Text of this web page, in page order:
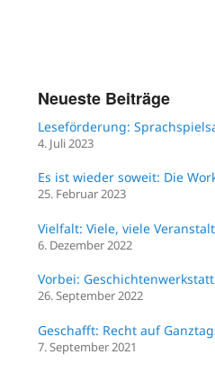
Neueste Beiträge
Leseförderung:
4. Juli 2023
Es ist wieder soweit: Die
25. Februar 2023
Vielfalt: Viele, viele
6. Dezember 2022
Vorbei: Geschichtenwerkstatt
26. September 2022
Geschafft: Recht auf
7. September 2021